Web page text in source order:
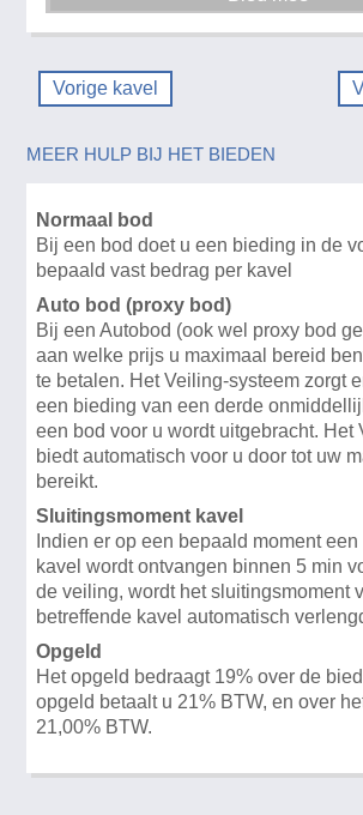
Vorige kavel
MEER HULP BIJ HET BIEDEN
Normaal bod
Bij een bod doet u een bieding in de
bepaald vast bedrag per kavel
Auto bod (proxy bod)
Bij een Autobod (ook wel proxy bod
aan welke prijs u maximaal bereid
te betalen. Het Veiling-systeem zorgt
een bieding van een derde
een bod voor u wordt uitgebracht. Het
biedt automatisch voor u door tot uw
bereikt.
Sluitingsmoment kavel
Indien er op een bepaald moment
kavel wordt ontvangen binnen 5 min
de veiling, wordt het sluitingsmoment
betreffende kavel automatisch
Opgeld
Het opgeld bedraagt 19% over de
opgeld betaalt u 21% BTW, en over
21,00% BTW.